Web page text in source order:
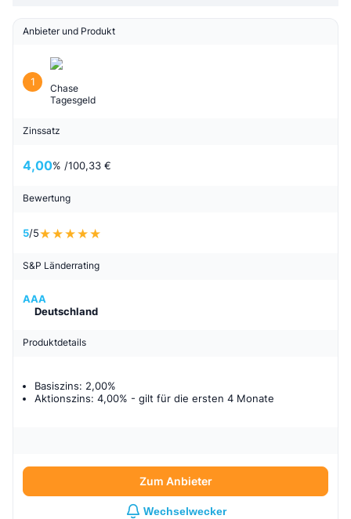
Anbieter und Produkt
1
Chase
Tagesgeld
Zinssatz
4,00% /100,33 €
Bewertung
5/5
S&P Länderrating
AAA
Deutschland
Produktdetails
Basiszins: 2,00%
Aktionszins: 4,00% - gilt für die ersten 4 Monate
Zum Anbieter
Wechselwecker